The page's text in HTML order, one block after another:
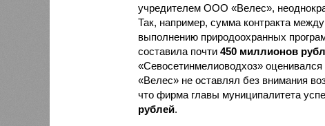
учредителем ООО «Велес»,
Так, например, сумма контракта
выполнению природоохранных
составила почти 450 миллионов
«Севосетинмелиоводхоз» оценивался
«Велес» не оставлял без внимания
что фирма главы муниципалитета
рублей.